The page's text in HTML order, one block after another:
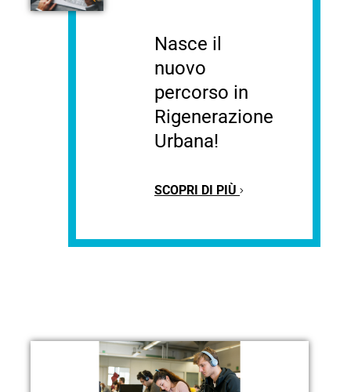
Nasce il
nuovo
percorso in
Rigenerazione
Urbana!
SCOPRI DI PIÙ